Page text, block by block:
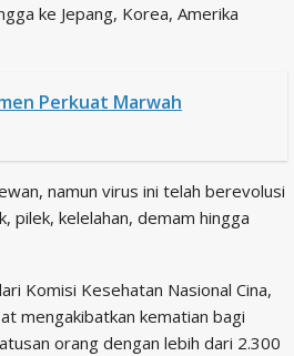
ke Jepang, Korea, Amerika
Perkuat Marwah
namun virus ini telah berevolusi
pilek, kelelahan, demam hingga
Komisi Kesehatan Nasional Cina,
mengakibatkan kematian bagi
orang dengan lebih dari 2.300